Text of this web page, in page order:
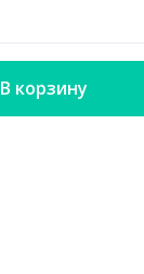
В корзину